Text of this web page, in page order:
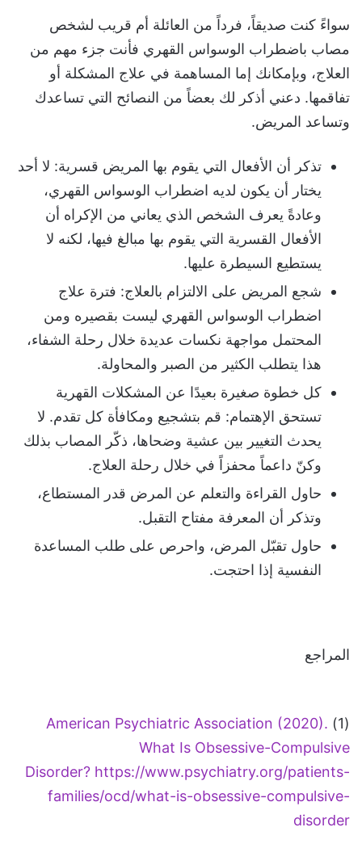
سواءً كنت صديقاً، فرداً من العائلة أم قريب لشخص
مصاب باضطراب الوسواس القهري فأنت جزء مهم من
العلاج، وبإمكانك إما المساهمة في علاج المشكلة أو
تفاقمها. دعني أذكر لك بعضاً من النصائح التي تساعدك
وتساعد المريض.
تذكر أن الأفعال التي يقوم بها المريض قسرية: لا أحد
يختار أن يكون لديه اضطراب الوسواس القهري،
وعادةً يعرف الشخص الذي يعاني من الإكراه أن
الأفعال القسرية التي يقوم بها مبالغ فيها، لكنه لا
يستطيع السيطرة عليها.
شجع المريض على الالتزام بالعلاج: فترة علاج
اضطراب الوسواس القهري ليست بقصيره ومن
المحتمل مواجهة نكسات عديدة خلال رحلة الشفاء،
هذا يتطلب الكثير من الصبر والمحاولة.
كل خطوة صغيرة بعيدًا عن المشكلات القهرية
تستحق الإهتمام: قم بتشجيع ومكافأة كل تقدم. لا
يحدث التغيير بين عشية وضحاها، ذكّر المصاب بذلك
وكنّ داعماً محفزاً في خلال رحلة العلاج.
حاول القراءة والتعلم عن المرض قدر المستطاع،
وتذكر أن المعرفة مفتاح التقبل.
حاول تقبّل المرض، واحرص على طلب المساعدة
النفسية إذا احتجت.
المراجع
(1)
American Psychiatric Association (2020).
What Is Obsessive-Compulsive
Disorder? https://www.psychiatry.org/patients-
families/ocd/what-is-obsessive-compulsive-
disorder